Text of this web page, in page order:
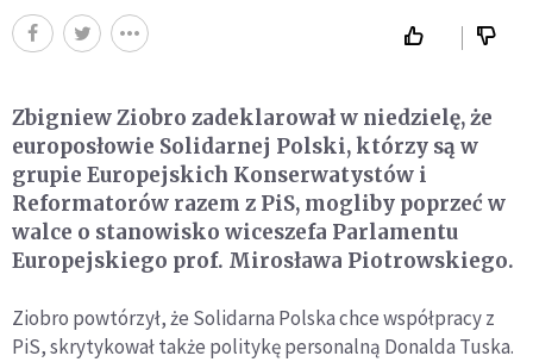
Zbigniew Ziobro zadeklarował w niedzielę, że
europosłowie Solidarnej Polski, którzy są w
grupie Europejskich Konserwatystów i
Reformatorów razem z PiS, mogliby poprzeć w
walce o stanowisko wiceszefa Parlamentu
Europejskiego prof. Mirosława Piotrowskiego.
Ziobro powtórzył, że Solidarna Polska chce współpracy z
PiS, skrytykował także politykę personalną Donalda Tuska.